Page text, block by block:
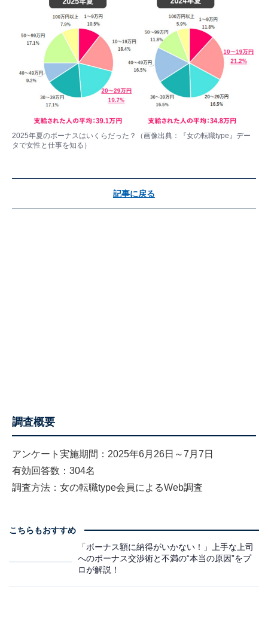
2025年夏のボーナスはいくらだった？（画像出典：『女の転職type』デー
タで女性と仕事を知る）
記事に戻る
調査概要
アンケート実施期間： 2025年6月26日～7月7日
有効回答数： 304名
調査方法： 女の転職type会員によるWeb調査
こちらもおすすめ
「ボーナス額に納得がいかない！」上手な上司
へのボーナス交渉術と不満の“本当の原因”をプ
ロが解説！